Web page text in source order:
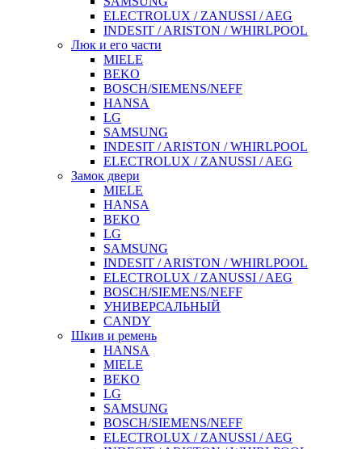
ELECTROLUX / ZANUSSI / AEG
INDESIT / ARISTON / WHIRLPOOL
Люк и его части
MIELE
BEKO
BOSCH/SIEMENS/NEFF
HANSA
LG
SAMSUNG
INDESIT / ARISTON / WHIRLPOOL
ELECTROLUX / ZANUSSI / AEG
Замок двери
MIELE
HANSA
BEKO
LG
SAMSUNG
INDESIT / ARISTON / WHIRLPOOL
ELECTROLUX / ZANUSSI / AEG
BOSCH/SIEMENS/NEFF
УНИВЕРСАЛЬНЫЙ
CANDY
Шкив и ремень
HANSA
MIELE
BEKO
LG
SAMSUNG
BOSCH/SIEMENS/NEFF
ELECTROLUX / ZANUSSI / AEG